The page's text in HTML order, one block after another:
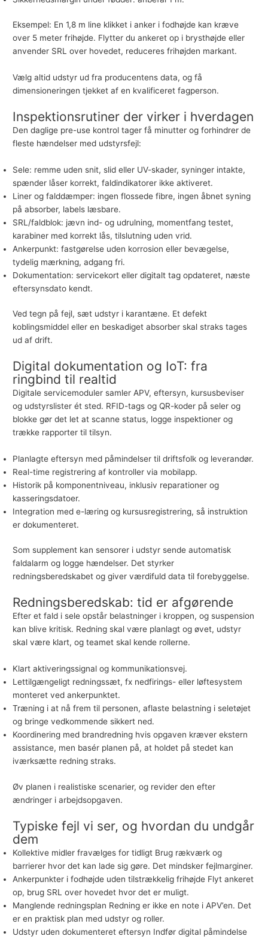
Eksempel: En 1,8 m line klikket i anker i fodhøjde kan kræve
over 5 meter frihøjde. Flytter du ankeret op i brysthøjde eller
anvender SRL over hovedet, reduceres frihøjden markant.
Vælg altid udstyr ud fra producentens data, og få
dimensioneringen tjekket af en kvalificeret fagperson.
Inspektionsrutiner der virker i hverdagen
Den daglige pre-use kontrol tager få minutter og forhindrer de
fleste hændelser med udstyrsfejl:
Sele: remme uden snit, slid eller UV-skader, syninger intakte,
spænder låser korrekt, faldindikatorer ikke aktiveret.
Liner og falddæmper: ingen flossede fibre, ingen åbnet syning
på absorber, labels læsbare.
SRL/faldblok: jævn ind- og udrulning, momentfang testet,
karabiner med korrekt lås, tilslutning uden vrid.
Ankerpunkt: fastgørelse uden korrosion eller bevægelse,
tydelig mærkning, adgang fri.
Dokumentation: servicekort eller digitalt tag opdateret, næste
eftersynsdato kendt.
Ved tegn på fejl, sæt udstyr i karantæne. Et defekt
koblingsmiddel eller en beskadiget absorber skal straks tages
ud af drift.
Digital dokumentation og IoT: fra
ringbind til realtid
Digitale servicemoduler samler APV, eftersyn, kursusbeviser
og udstyrslister ét sted. RFID-tags og QR-koder på seler og
blokke gør det let at scanne status, logge inspektioner og
trække rapporter til tilsyn.
Planlagte eftersyn med påmindelser til driftsfolk og leverandør.
Real-time registrering af kontroller via mobilapp.
Historik på komponentniveau, inklusiv reparationer og
kasseringsdatoer.
Integration med e-læring og kursusregistrering, så instruktion
er dokumenteret.
Som supplement kan sensorer i udstyr sende automatisk
faldalarm og logge hændelser. Det styrker
redningsberedskabet og giver værdifuld data til forebyggelse.
Redningsberedskab: tid er afgørende
Efter et fald i sele opstår belastninger i kroppen, og suspension
kan blive kritisk. Redning skal være planlagt og øvet, udstyr
skal være klart, og teamet skal kende rollerne.
Klart aktiveringssignal og kommunikationsvej.
Lettilgængeligt redningssæt, fx nedfirings- eller løftesystem
monteret ved ankerpunktet.
Træning i at nå frem til personen, aflaste belastning i seletøjet
og bringe vedkommende sikkert ned.
Koordinering med brandredning hvis opgaven kræver ekstern
assistance, men basér planen på, at holdet på stedet kan
iværksætte redning straks.
Øv planen i realistiske scenarier, og revider den efter
ændringer i arbejdsopgaven.
Typiske fejl vi ser, og hvordan du undgår
dem
Kollektive midler fravælges for tidligt Brug rækværk og
barrierer hvor det kan lade sig gøre. Det mindsker fejlmarginer.
Ankerpunkter i fodhøjde uden tilstrækkelig frihøjde Flyt ankeret
op, brug SRL over hovedet hvor det er muligt.
Manglende redningsplan Redning er ikke en note i APV’en. Det
er en praktisk plan med udstyr og roller.
Udstyr uden dokumenteret eftersyn Indfør digital påmindelse